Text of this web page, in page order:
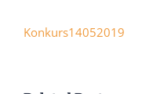
Konkurs14052019